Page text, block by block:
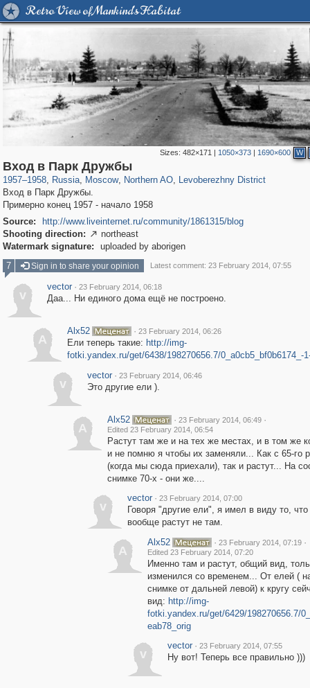
Retro View of Mankind's Habitat
Sizes: 482×171 | 1050×373| 1690×600 W
Вход в Парк Дружбы
1957–1958, Russia
1,406,255 29,243
, Moscow
319,780 8,286
, Northern AO
22,533
, Levoberezhny District
Вход в Парк Дружбы.
Примерно конец 1957 - начало 1958
Source:
http://www.liveinternet.ru/community/1861315/blog
Shooting direction:  northeast
Watermark signature:
uploaded by aborigen
7
Sign in to share your opinion Latest comment: 23 February 2014, 07:55
v
vector · 23 February 2014, 06:18
Даа... Ни единого дома ещё не построено.
A
Alx52 · 23 February 2014, 06:26
Ели теперь такие: http://img-
fotki.yandex.ru/get/6438/198270656.7/0_a0cb5_bf0b6174_-
v
vector · 23 February 2014, 06:46
Это другие ели ).
A
Alx52 · 23 February 2014, 06:49 ·
Edited 23 February 2014, 06:54
Растут там же и на тех же местах, и в том же
и не помню я чтобы их заменяли... Как с 65-го
(когда мы сюда приехали), так и растут... На
снимке 70-х - они же....
v
vector · 23 February 2014, 07:00
Говоря "другие ели", я имел в виду то, что
вообще растут не там.
A
Alx52 · 23 February 2014, 07:19 ·
Edited 23 February 2014, 07:20
Именно там и растут, общий вид,
изменился со временем... От елей (
снимке от дальней левой) к кругу
вид: http://img-
fotki.yandex.ru/get/6429/198270656.7/
eab78_orig
v
vector · 23 February 2014, 07:55
Ну вот! Теперь все правильно )))